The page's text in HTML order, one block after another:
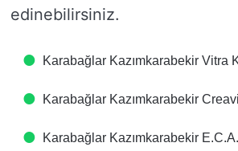
edinebilirsiniz.
Karabağlar Kazımkarabekir Vitra
Karabağlar Kazımkarabekir
Karabağlar Kazımkarabekir